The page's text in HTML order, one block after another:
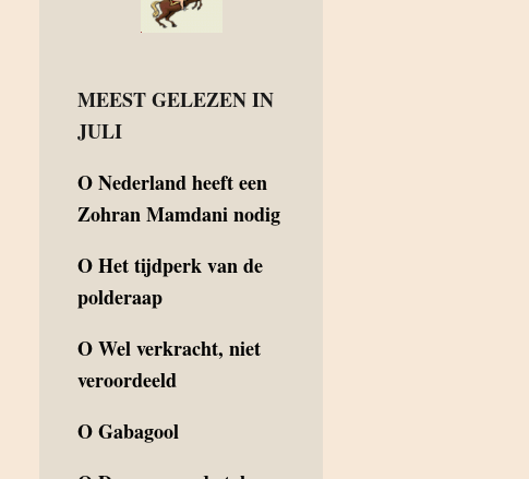
MEEST GELEZEN IN
JULI
ONederland heeft een
Zohran Mamdani nodig
OHet tijdperk van de
polderaap
OWel verkracht, niet
veroordeeld
OGabagool